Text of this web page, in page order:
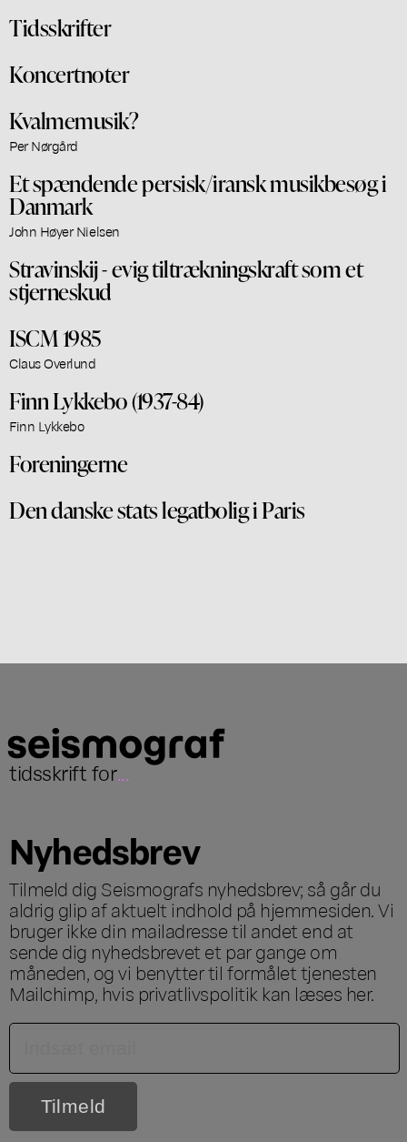
Tidsskrifter
Koncertnoter
Kvalmemusik?
Per Nørgård
Et spændende persisk/iransk musikbesøg i
Danmark
John Høyer Nielsen
Stravinskij - evig tiltrækningskraft som et
stjerneskud
ISCM 1985
Claus Overlund
Finn Lykkebo (1937-84)
Finn Lykkebo
Foreningerne
Den danske stats legatbolig i Paris
tidsskrift for...
Nyhedsbrev
Tilmeld dig Seismografs nyhedsbrev; så går du
aldrig glip af aktuelt indhold på hjemmesiden. Vi
bruger ikke din mailadresse til andet end at
sende dig nyhedsbrevet et par gange om
måneden, og vi benytter til formålet tjenesten
Mailchimp, hvis privatlivspolitik kan læses her.